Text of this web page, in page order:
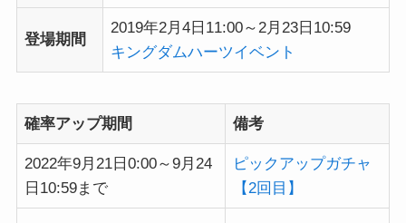
登場期間
2019年2月4日11:00～2月23日10:59
キングダムハーツイベント
確率アップ期間 備考
2022年9月21日0:00～9月24
日10:59まで
ピックアップガチャ
【2回目】